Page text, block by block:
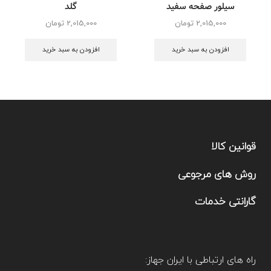
سیلور صفحه سفید
2,015,000 تومان
افزودن به سبد خرید
گلد
2,015,000 تومان
افزودن به سبد خرید
قوانین کالا
روش های مرجوعی
گارانتی خدمات
راه های ارتباطی با ایران جهاز: